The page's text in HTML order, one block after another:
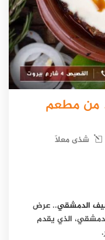
فقط من مطعم
شذى معلّا
.. عرض
الذي يقدم